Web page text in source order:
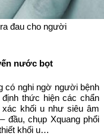
đau cho người
nước bọt
có nghi ngờ người bệnh
thức hiện các chẩn
khối u như siêu âm
đầu, chụp Xquang phổi
khối u…